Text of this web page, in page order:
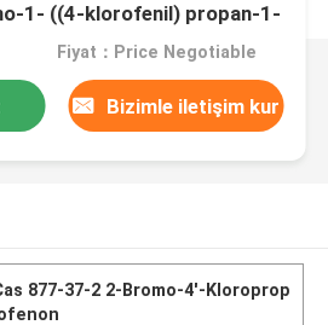
1- ((4-klorofenil) propan-1-
Fiyat：Price Negotiable
Bizimle iletişim kur
877-37-2 2-Bromo-4'-Kloroprop